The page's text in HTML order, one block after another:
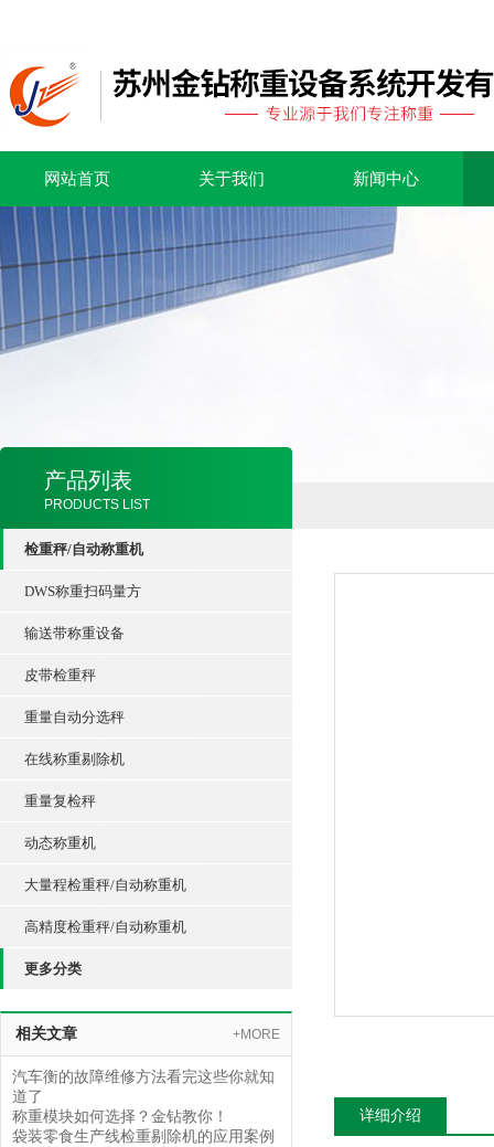
网站首页 关于我们 新闻中心
产品列表
PRODUCTS LIST
检重秤/自动称重机
DWS称重扫码量方
输送带称重设备
皮带检重秤
重量自动分选秤
在线称重剔除机
重量复检秤
动态称重机
大量程检重秤/自动称重机
高精度检重秤/自动称重机
更多分类
相关文章 +MORE
汽车衡的故障维修方法看完这些你就知
道了
称重模块如何选择？金钻教你！
袋装零食生产线检重剔除机的应用案例
详细介绍